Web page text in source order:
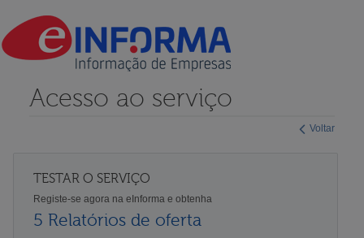
Voltar
Acesso ao serviço
TESTAR O SERVIÇO
Registe-se agora na eInforma e obtenha
5 Relatórios de oferta